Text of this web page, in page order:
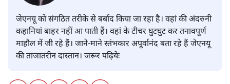
जेएनयू को संगठित तरीके से बर्बाद किया जा रहा है। वहां की अंदरुनी
कहानियां बाहर नहीं आ पाती हैं। वहां के टीचर घुटघुट कर तनावपूर्ण
माहौल में जी रहे हैं। जाने-माने स्तंभकार अपूर्वानंद बता रहे हैं जेएनयू
की ताजातरीन दास्तान। जरूर पढ़ियेः